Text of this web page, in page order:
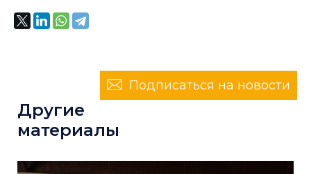
Подписаться на новости
Другие
материалы